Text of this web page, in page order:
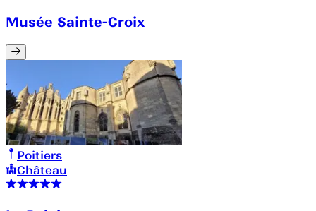
Musée Sainte-Croix
Poitiers
Château